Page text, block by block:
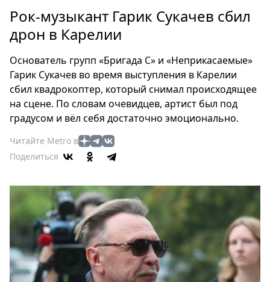
Россия
Мир
Еда
Туризм
Мода
Театр
Кино
Афиша
Выставки
Пресс-
релизы
Metro
Стримы
Рок-музыкант Гарик Сукачев сбил
дрон в Карелии
Основатель групп «Бригада С» и «Неприкасаемые»
Гарик Сукачев во время выступления в Карелии
сбил квадрокоптер, который снимал происходящее
на сцене. По словам очевидцев, артист был под
градусом и вёл себя достаточно эмоционально.
Читайте Metro в
Поделиться